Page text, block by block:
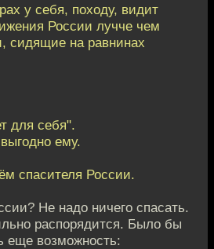
у себя, походу, видит
России лучче чем
сидящие на равнинах
для себя".
ему.
спасителя России.
Не надо ничего спасать.
распорядится. Было бы
еще возможность: